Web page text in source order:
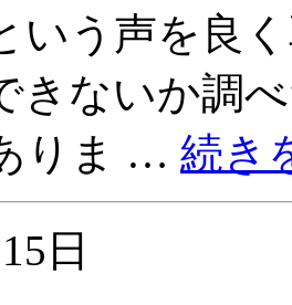
いう声を良
きないか調
りま … 続き
日